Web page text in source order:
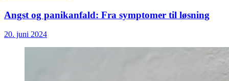
Angst og panikanfald: Fra symptomer til løsning
20. juni 2024